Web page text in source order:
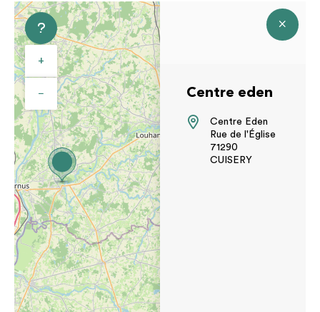
+
− Centre eden
Centre Eden
Rue de l'Église
71290
CUISERY